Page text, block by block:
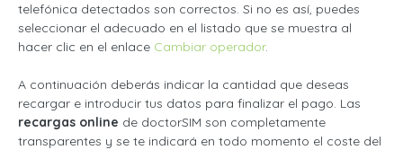
telefónica detectados son correctos. Si no es así, puedes
seleccionar el adecuado en el listado que se muestra al
hacer clic en el enlace Cambiar operador.
A continuación deberás indicar la cantidad que deseas
recargar e introducir tus datos para finalizar el pago. Las
recargas online de doctorSIM son completamente
transparentes y se te indicará en todo momento el coste del